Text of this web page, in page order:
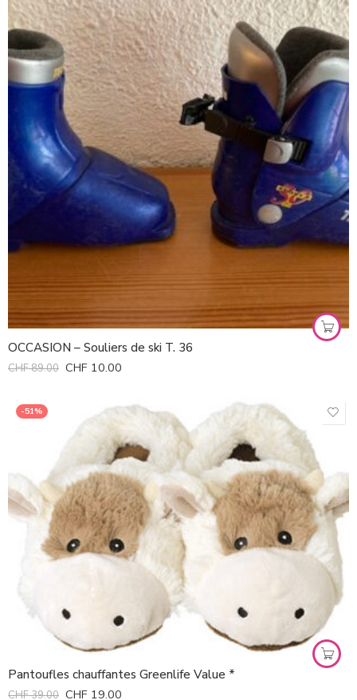
OCCASION – Souliers de ski T. 36
CHF89.00 CHF 10.00
-51%
Pantoufles chauffantes Greenlife Value *
CHF39.00 CHF 19.00